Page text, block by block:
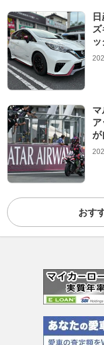
ア
が
おす